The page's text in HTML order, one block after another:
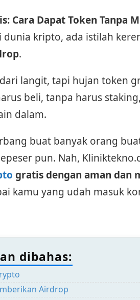
Cara Dapat Token Tanpa
dunia kripto, ada istilah
.
langit, tapi hujan token
beli, tanpa harus
dalam.
buat banyak orang
pun. Nah,
gratis dengan aman dan
kamu yang udah masuk
dibahas:
Airdrop